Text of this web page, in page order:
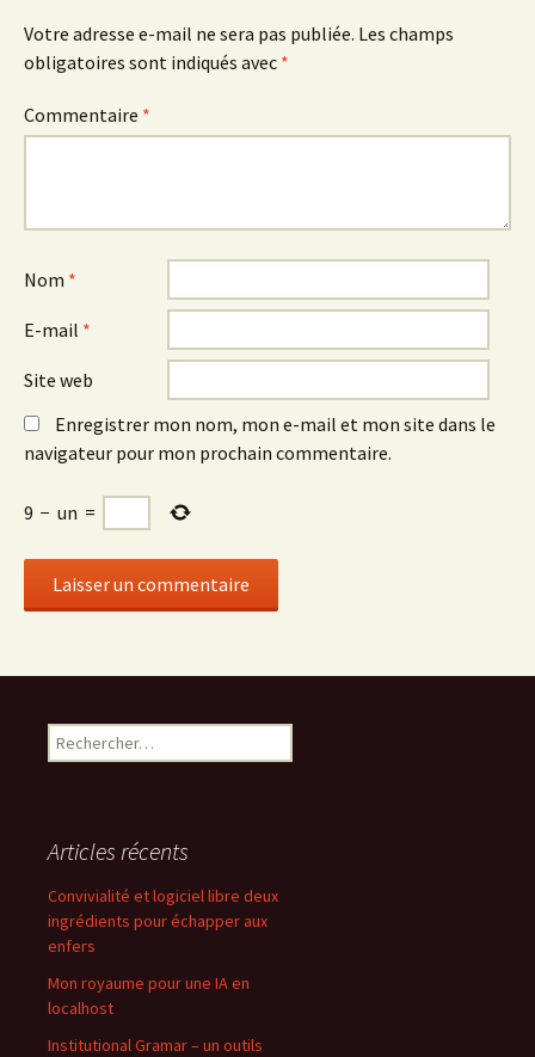
Votre adresse e-mail ne sera pas publiée. Les champs
obligatoires sont indiqués avec *
Commentaire *
Nom *
E-mail *
Site web
Enregistrer mon nom, mon e-mail et mon site dans le
navigateur pour mon prochain commentaire.
9 − un =
Rechercher :
Articles récents
Convivialité et logiciel libre deux
ingrédients pour échapper aux
enfers
Mon royaume pour une IA en
localhost
Institutional Gramar – un outils